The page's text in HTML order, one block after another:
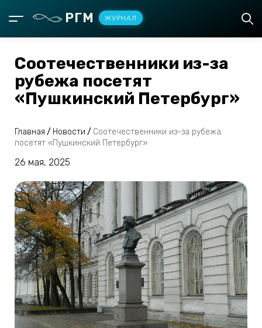
РГМ ЖУРНАЛ
Соотечественники из-за
рубежа посетят
«Пушкинский Петербург»
Главная / Новости / Соотечественники из-за рубежа
посетят «Пушкинский Петербург»
26 мая, 2025